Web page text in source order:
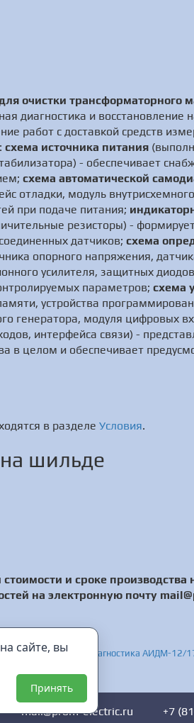
очистки трансформаторного
диагностика и восстановление
работ с доставкой средств
схема источника питания
- обеспечивает
схема автоматической
отладки, модуль
при подаче питания;
резисторы) -
датчиков; схема
опорного напряжения,
усилителя, защитных
параметров; схема
устройства
генератора, модуля цифровых
интерфейса связи) -
в целом и обеспечивает
в разделе Условия.
шильде
и сроке
на электронную почту
- Ремонт ЦС4105
средств защиты - Диагностика АИДМ-
mail@prom-electric.ru +7
сайте, вы
Принять